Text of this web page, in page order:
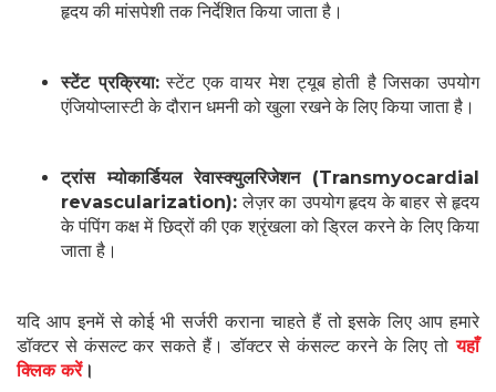
हृदय की मांसपेशी तक निर्देशित किया जाता है।
स्टेंट प्रक्रिया:स्टेंट एक वायर मेश ट्यूब होती है जिसका उपयोग
एंजियोप्लास्टी के दौरान धमनी को खुला रखने के लिए किया जाता है।
ट्रांस म्योकार्डियल रेवास्क्युलरिजेशन (Transmyocardial
revascularization): लेज़र का उपयोग हृदय के बाहर से हृदय
के पंपिंग कक्ष में छिद्रों की एक श्रृंखला को ड्रिल करने के लिए किया
जाता है।
यदि आप इनमें से कोई भी सर्जरी कराना चाहते हैं तो इसके लिए आप हमारे
डॉक्टर से कंसल्ट कर सकते हैं। डॉक्टर से कंसल्ट करने के लिए तो यहाँ
क्लिक करें।